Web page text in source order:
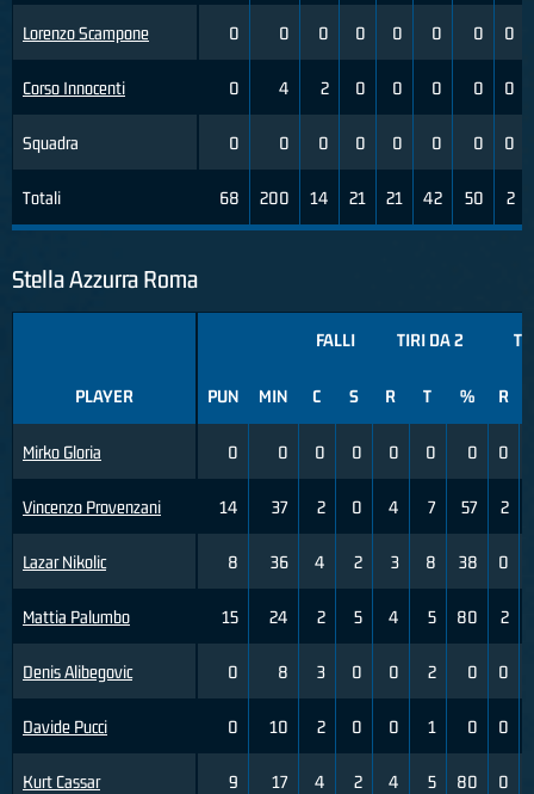
Lorenzo Scampone
Corso Innocenti
Squadra
Totali
0 0 0 0 0 0 0 0
0 4 2 0 0 0 0 0
0 0 0 0 0 0 0 0
68 200 14 21 21 42 50 2
Stella Azzurra Roma
PLAYER
Mirko Gloria
Vincenzo Provenzani
Lazar Nikolic
Mattia Palumbo
Denis Alibegovic
Davide Pucci
Kurt Cassar
FALLI TIRI DA 2
PUN MIN C S R T % R
0 0 0 0 0 0 0 0
14 37 2 0 4 7 57 2
8 36 4 2 3 8 38 0
15 24 2 5 4 5 80 2
0 8 3 0 0 2 0 0
0 10 2 0 0 1 0 0
9 17 4 2 4 5 80 0